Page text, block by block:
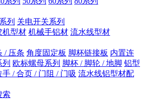
列 关电开关系列
机型材 机械手铝材 流水线型材
/ 压条 角度固定板 脚杯链接板 内置连
欧标螺母系列 脚杯 / 脚轮 / 地脚 铝型
手 / 合页 / 门阻 / 门吸 流水线铝型材配
索